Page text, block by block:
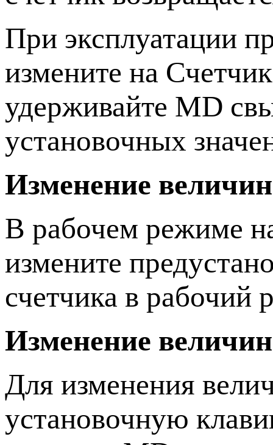
При эксплуатации
измените на
удерживайте MD
установочных
Изменение
В рабочем режиме
измените
счетчика в рабочий
Изменение
Для изменения
установочную